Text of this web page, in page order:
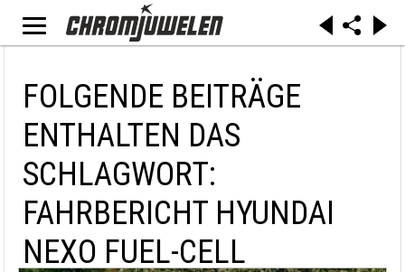
FOLGENDE BEITRÄGE
ENTHALTEN DAS
SCHLAGWORT:
FAHRBERICHT HYUNDAI
NEXO FUEL-CELL